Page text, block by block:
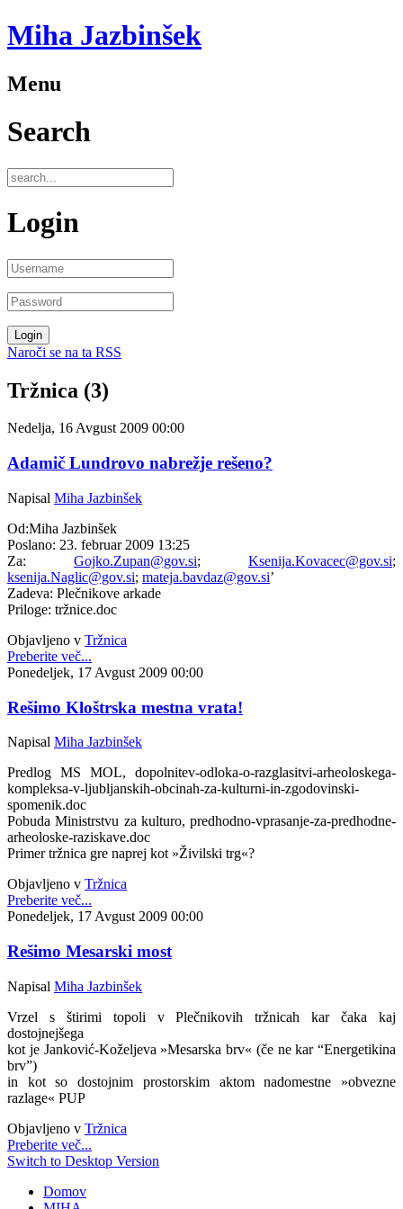
Miha Jazbinšek
Menu
Search
Login
Naroči se na ta RSS
Tržnica (3)
Nedelja, 16 Avgust 2009 00:00
Adamič Lundrovo nabrežje rešeno?
Napisal Miha Jazbinšek
Od:Miha Jazbinšek
Poslano: 23. februar 2009 13:25
Za: Gojko.Zupan@gov.si; Ksenija.Kovacec@gov.si;
ksenija.Naglic@gov.si; mateja.bavdaz@gov.si’
Zadeva: Plečnikove arkade
Priloge: tržnice.doc
Objavljeno v Tržnica
Preberite več...
Ponedeljek, 17 Avgust 2009 00:00
Rešimo Kloštrska mestna vrata!
Napisal Miha Jazbinšek
Predlog MS MOL, dopolnitev-odloka-o-razglasitvi-arheoloskega-
kompleksa-v-ljubljanskih-obcinah-za-kulturni-in-zgodovinski-
spomenik.doc
Pobuda Ministrstvu za kulturo, predhodno-vprasanje-za-predhodne-
arheoloske-raziskave.doc
Primer tržnica gre naprej kot »Živilski trg«?
Objavljeno v Tržnica
Preberite več...
Ponedeljek, 17 Avgust 2009 00:00
Rešimo Mesarski most
Napisal Miha Jazbinšek
Vrzel s štirimi topoli v Plečnikovih tržnicah kar čaka kaj
dostojnejšega
kot je Janković-Koželjeva »Mesarska brv« (če ne kar “Energetikina
brv”)
in kot so dostojnim prostorskim aktom nadomestne »obvezne
razlage« PUP
Objavljeno v Tržnica
Preberite več...
Switch to Desktop Version
Domov